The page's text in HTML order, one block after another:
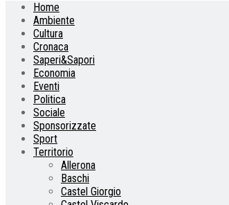
Home
Ambiente
Cultura
Cronaca
Saperi&Sapori
Economia
Eventi
Politica
Sociale
Sponsorizzate
Sport
Territorio
Allerona
Baschi
Castel Giorgio